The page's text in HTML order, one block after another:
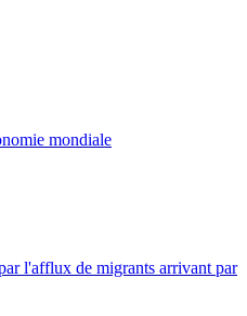
mondiale
l'afflux de migrants arrivant par